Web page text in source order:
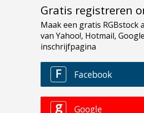
Gratis registreren